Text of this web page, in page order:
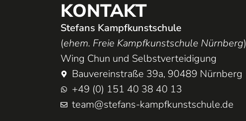
KONTAKT
Stefans Kampfkunstschule
(ehem. Freie Kampfkunstschule Nürnberg)
Wing Chun und Selbstverteidigung
Bauvereinstraße 39a, 90489 Nürnberg
+49 (0) 151 40 38 40 13
team@stefans-kampfkunstschule.de